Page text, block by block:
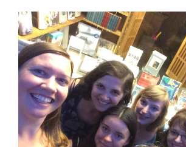
Zeige
grösseres
Bild